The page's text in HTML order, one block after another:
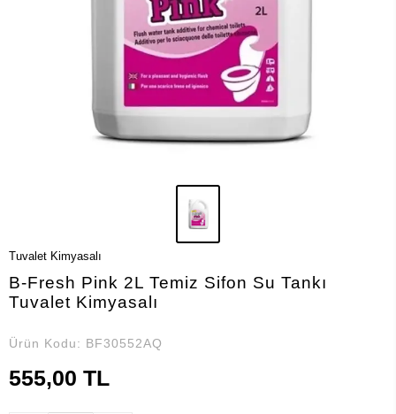
Tuvalet Kimyasalı
B-Fresh Pink 2L Temiz Sifon Su Tankı
Tuvalet Kimyasalı
Ürün Kodu: BF30552AQ
555,00 TL